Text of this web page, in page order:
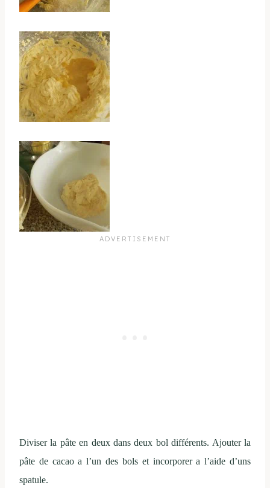
Diviser la pâte en deux dans deux bol différents. Ajouter la
pâte de cacao a l’un des bols et incorporer a l’aide d’uns
spatule.